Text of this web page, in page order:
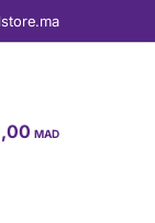
MAD